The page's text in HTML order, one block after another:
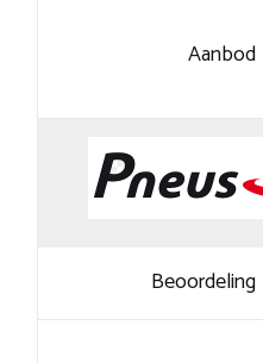
Aanbod
Beoordeling